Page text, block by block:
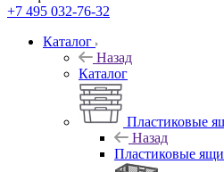
+7 495 032-76-32
Каталог
Назад
Каталог
Пластиковые
Назад
Пластиковые